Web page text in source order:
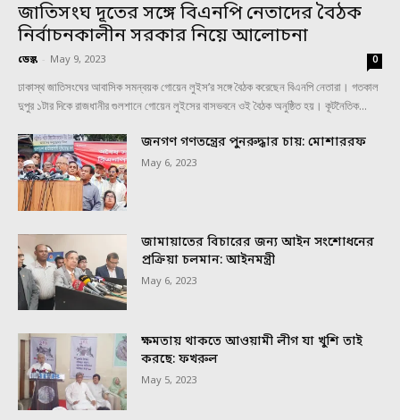
জাতিসংঘ দূতের সঙ্গে বিএনপি নেতাদের বৈঠক
নির্বাচনকালীন সরকার নিয়ে আলোচনা
ডেস্ক - May 9, 2023 0
ঢাকাস্থ জাতিসংঘের আবাসিক সমন্বয়ক গোয়েন লুইস’র সঙ্গে বৈঠক করেছেন বিএনপি নেতারা। গতকাল
দুপুর ১টার দিকে রাজধানীর গুলশানে গোয়েন লুইসের বাসভবনে ওই বৈঠক অনুষ্ঠিত হয়। কূটনৈতিক...
জনগণ গণতন্ত্রের পুনরুদ্ধার চায়: মোশাররফ
May 6, 2023
জামায়াতের বিচারের জন্য আইন সংশোধনের
প্রক্রিয়া চলমান: আইনমন্ত্রী
May 6, 2023
ক্ষমতায় থাকতে আওয়ামী লীগ যা খুশি তাই
করছে: ফখরুল
May 5, 2023